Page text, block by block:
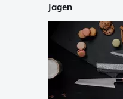
Jagen